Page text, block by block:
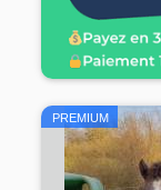
PREMIUM